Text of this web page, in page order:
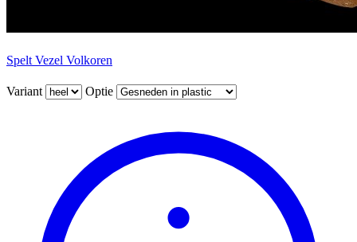
Spelt Vezel Volkoren
Variant Optie